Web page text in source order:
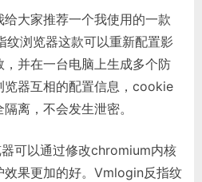
大家推荐一个我使用的一款
浏览器这款可以重新配置影
并在一台电脑上生成多个防
览器互相的配置信息，cookie
离，不会发生泄密。
可以通过修改chromium内核
效果更加的好。Vmlogin反指纹